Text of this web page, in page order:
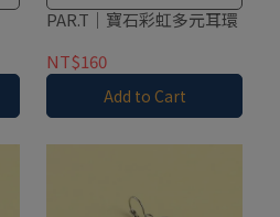
PAR.T｜寶石彩虹多元耳環
NT$160
Add to Cart